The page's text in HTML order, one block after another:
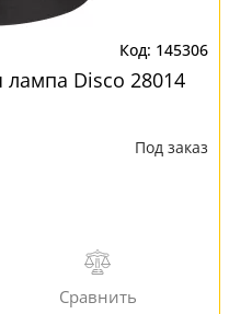
145306
лампа Disco 28014
Под заказ